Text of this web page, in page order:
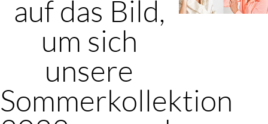
auf das Bild,
um sich
unsere
Sommerkollektion